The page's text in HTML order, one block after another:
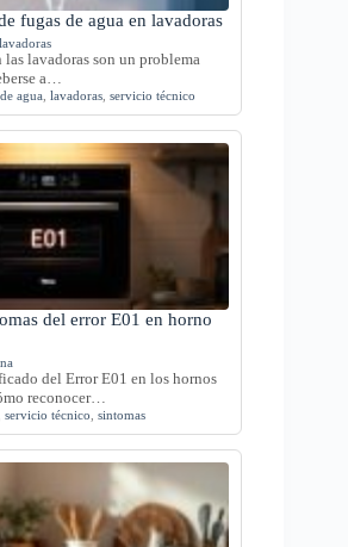
fugas de agua en lavadoras
las lavadoras son un problema
a…
agua lavadoras servicio técnico
del error E01 en horno
del Error E01 en los hornos
reconocer…
servicio técnico sintomas